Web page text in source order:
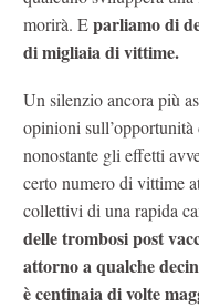
morirà. Eparliamo di
di migliaia di vittime.
Un silenzio ancora più
opinioni
nonostante gli effetti
certo numero di vittime
collettivi di una rapida
delle trombosi post
attorno a qualche
è centinaia di volte